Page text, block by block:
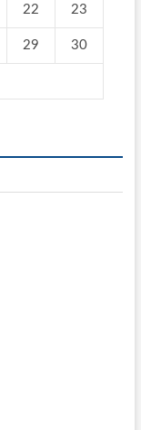
22 23
29 30